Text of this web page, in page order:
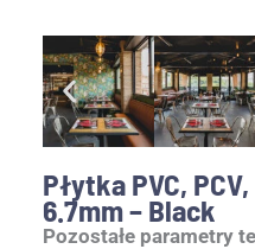
Płytka PVC,
6.7mm – Black
Pozostałe parametry